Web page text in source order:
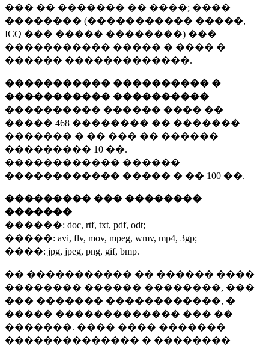
��� �� ������� �� ����; ����
�������� (����������� �����,
ICQ ��� ����� ��������) ���
����������� ����� � ���� �
������ �������������.
����������� ���������� �
����������� ����������
���������� ������ ���� ��
����� 468 �������� �� �������
������� � �� ��� �� ������
��������� 10 ��.
������������ ������
������������ ����� � �� 100 ��.
��������� ��� ��������
�������
������: doc, rtf, txt, pdf, odt;
�����: avi, flv, mov, mpeg, wmv, mp4, 3gp;
����: jpg, jpeg, png, gif, bmp.
�� ����������� �� ������ ����
�������� ������ ��������, ���
��� ������� ������������, �
����� ������������� ��� ��
�������. ���� ���� �������
�������������� � ��������